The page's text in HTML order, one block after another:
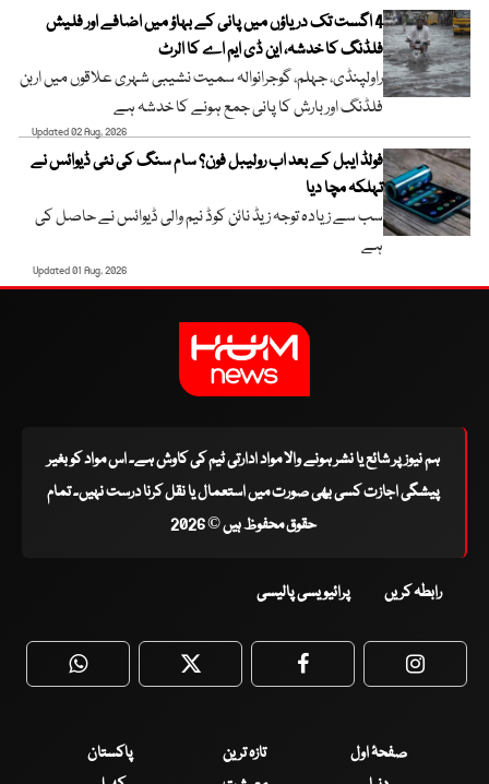
4 اگست تک دریاؤں میں پانی کے بہاؤ میں اضافے اور فلیش
فلڈنگ کا خدشہ، این ڈی ایم اے کا الرٹ
راولپنڈی، جہلم، گوجرانوالہ سمیت نشیبی شہری علاقوں میں اربن
فلڈنگ اور بارش کا پانی جمع ہونے کا خدشہ ہے
Updated 02 Aug, 2026
فولڈ ایبل کے بعد اب رولیبل فون؟ سام سنگ کی نئی ڈیوائس نے
تہلکہ مچا دیا
سب سے زیادہ توجہ زیڈ نائن کوڈ نیم والی ڈیوائس نے حاصل کی
ہے
Updated 01 Aug, 2026
ہم نیوز پر شائع یا نشر ہونے والا مواد ادارتی ٹیم کی کاوش ہے۔ اس مواد کو بغیر
پیشگی اجازت کسی بھی صورت میں استعمال یا نقل کرنا درست نہیں۔ تمام
حقوق محفوظ ہیں © 2026
رابطہ کریں پرائیویسی پالیسی
WhatsApp Twitter Facebook
صفحۂ اول تازہ ترین
پاکستان